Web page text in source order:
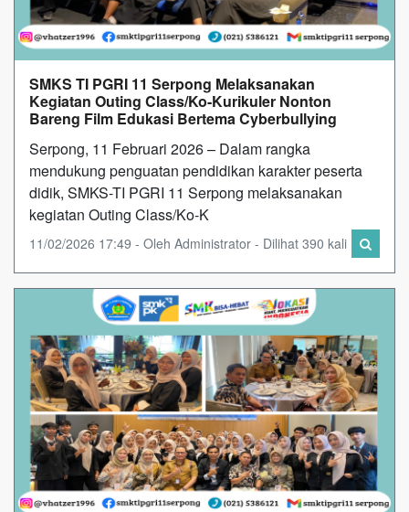
SMKS TI PGRI 11 Serpong Melaksanakan
Kegiatan Outing Class/Ko-Kurikuler Nonton
Bareng Film Edukasi Bertema Cyberbullying
Serpong, 11 Februari 2026 – Dalam rangka
mendukung penguatan pendidikan karakter peserta
didik, SMKS-TI PGRI 11 Serpong melaksanakan
kegiatan Outing Class/Ko-K
11/02/2026 17:49 - Oleh Administrator - Dilihat 390 kali